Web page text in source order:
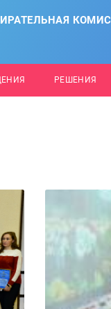
РЕШЕНИЯ